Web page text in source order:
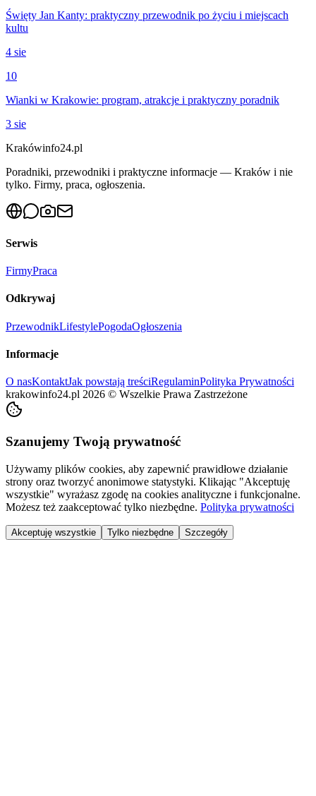
Święty Jan Kanty: praktyczny przewodnik po życiu i miejscach
kultu
4 sie
10
Wianki w Krakowie: program, atrakcje i praktyczny poradnik
3 sie
Krakówinfo24.pl
Poradniki, przewodniki i praktyczne informacje — Kraków i nie
tylko. Firmy, praca, ogłoszenia.
Serwis
FirmyPraca
Odkrywaj
PrzewodnikLifestylePogodaOgłoszenia
Informacje
O nasKontaktJak powstają treściRegulaminPolityka Prywatności
krakowinfo24.pl 2026 © Wszelkie Prawa Zastrzeżone
Szanujemy Twoją prywatność
Używamy plików cookies, aby zapewnić prawidłowe działanie
strony oraz tworzyć anonimowe statystyki. Klikając "Akceptuję
wszystkie" wyrażasz zgodę na cookies analityczne i funkcjonalne.
Możesz też zaakceptować tylko niezbędne. Polityka prywatności
Akceptuję wszystkie Tylko niezbędne Szczegóły